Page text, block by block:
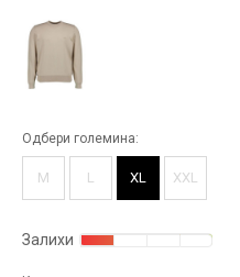
Одбери големина:
M L XL XXL
Залихи